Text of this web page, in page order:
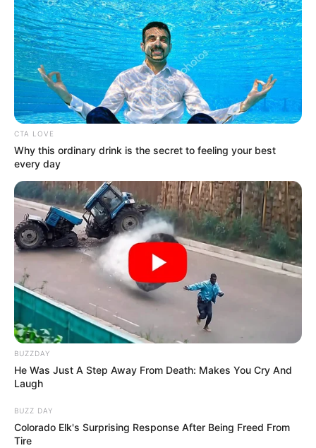
Home >
Nacional promovem agenda com os Agentes da Região Sul (SC, PR e
RS).
Diretores da Confederação
Nacional promovem agenda com
CTA LOVE
Why this ordinary drink is the secret to feeling your best
every day
BUZZDAY
He Was Just A Step Away From Death: Makes You Cry And
Laugh
BUZZ DAY
Colorado Elk's Surprising Response After Being Freed From
Tire